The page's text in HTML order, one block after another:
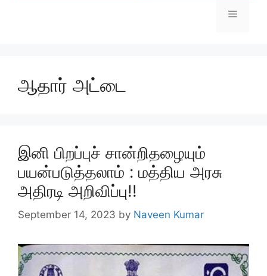
Menu
ஆதார் அட்டை
இனி பிறப்புச் சான்றிதழையும்
பயன்படுத்தலாம் : மத்திய அரசு
அதிரடி அறிவிப்பு!!
September 14, 2023 by Naveen Kumar